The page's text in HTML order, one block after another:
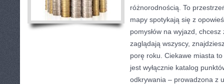
różnorodnością. To
mapy spotykają się z
pomysłów na wyjazd,
zaglądają wszyscy,
porę roku. Ciekawe miasta
jest wyłącznie katalog
odkrywania – prowadzona z